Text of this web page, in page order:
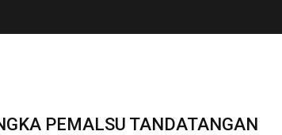
PEMALSU TANDATANGAN